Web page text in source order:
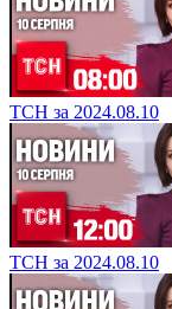
ТСН за 2024.08.10
ТСН за 2024.08.10